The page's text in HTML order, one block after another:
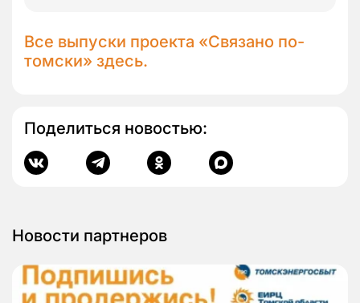
Все выпуски проекта «Связано по-
томски» здесь.
Поделиться новостью:
Новости партнеров